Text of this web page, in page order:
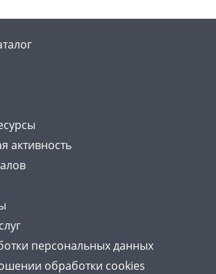
активность
персональных данных
обработки cookies